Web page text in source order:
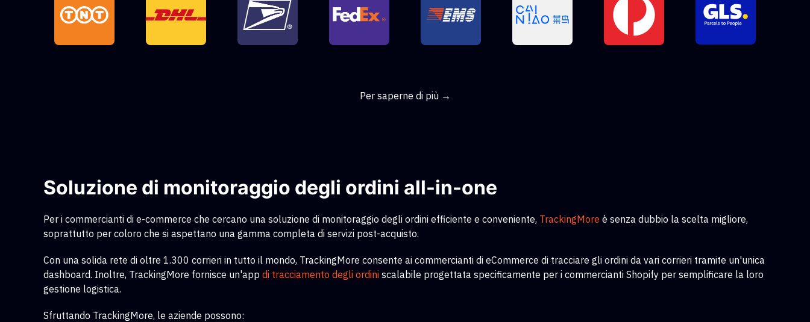
Per saperne di più →
Soluzione di monitoraggio degli ordini all-in-one
Per i commercianti di e-commerce che cercano una soluzione di monitoraggio degli ordini efficiente e conveniente, TrackingMore è senza dubbio la scelta migliore,
soprattutto per coloro che si aspettano una gamma completa di servizi post-acquisto.
Con una solida rete di oltre 1.300 corrieri in tutto il mondo, TrackingMore consente ai commercianti di eCommerce di tracciare gli ordini da vari corrieri tramite un'unica
dashboard. Inoltre, TrackingMore fornisce un'app di tracciamento degli ordini scalabile progettata specificamente per i commercianti Shopify per semplificare la loro
gestione logistica.
Sfruttando TrackingMore, le aziende possono: